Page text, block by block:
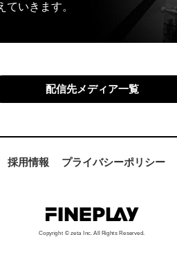
いきます。
配信先メディア一覧
採用情報 プライバシーポリシー
Copyright © zeta Inc. All Rights Reserved.